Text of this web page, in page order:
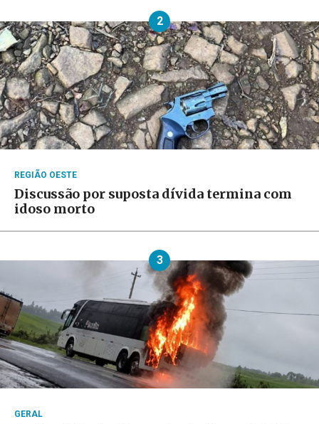
2
REGIÃO OESTE
Discussão por suposta dívida termina com
idoso morto
3
GERAL